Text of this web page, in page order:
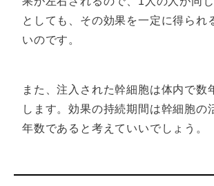
としても、その効果を一定に得られ
いのです。
また、注入された幹細胞は体内で数
します。効果の持続期間は幹細胞の
年数であると考えていいでしょう。